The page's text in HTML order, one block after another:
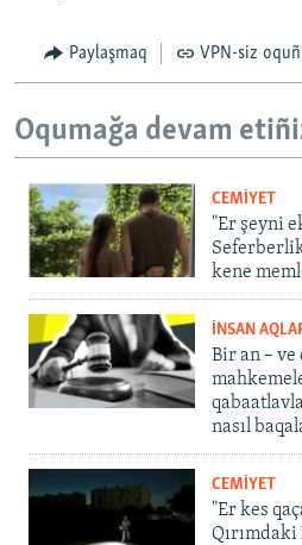
Paylaşmaq VPN-siz
Oqumağa devam
CEMİYET
"Er şeyni
kene
İNSAN
Bir an – ve
nasıl
CEMİYET
"Er kes